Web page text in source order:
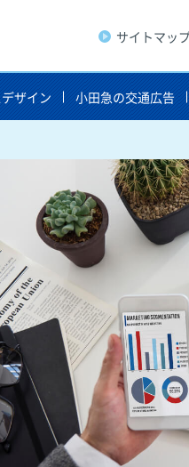
ザイン 小田急の交通広告
サイトマッ